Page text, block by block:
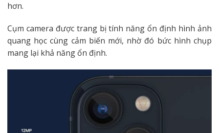
hơn.
Cụm camera được trang bị tính năng ổn định hình ảnh
quang học cùng cảm biến mới, nhờ đó bức hình chụp
mang lại khả năng ổn định.